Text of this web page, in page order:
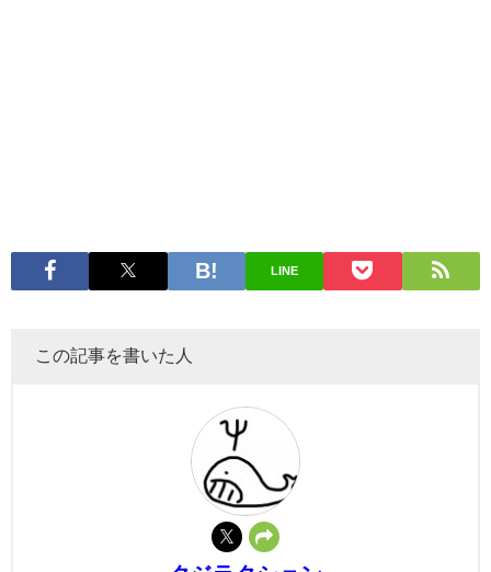
LINE
この記事を書いた人